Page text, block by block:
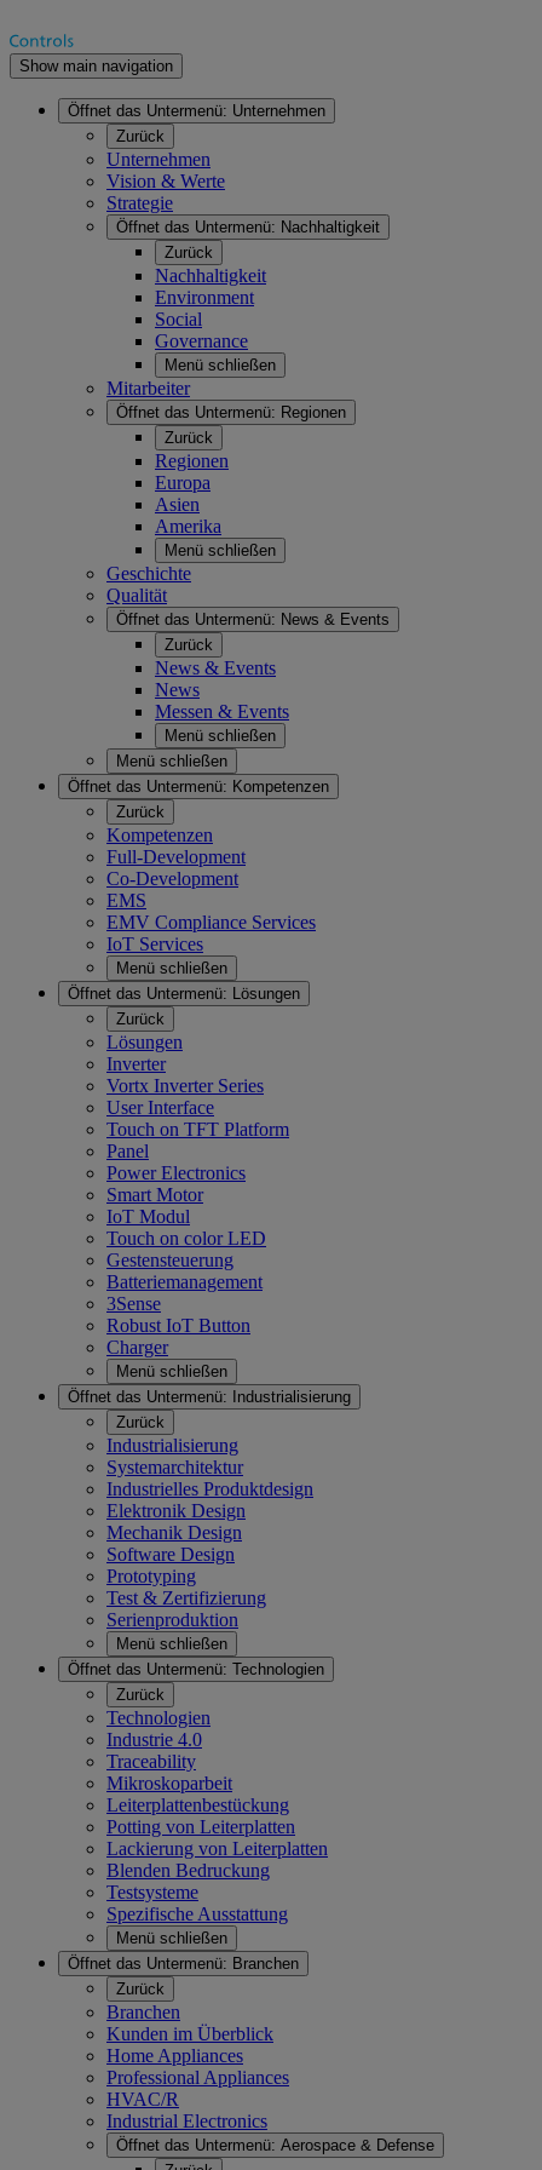
Show main navigation
Öffnet das Untermenü: Unternehmen
Zurück
Unternehmen
Vision & Werte
Strategie
Öffnet das Untermenü: Nachhaltigkeit
Zurück
Nachhaltigkeit
Environment
Social
Governance
Menü schließen
Mitarbeiter
Öffnet das Untermenü: Regionen
Zurück
Regionen
Europa
Asien
Amerika
Menü schließen
Geschichte
Qualität
Öffnet das Untermenü: News & Events
Zurück
News & Events
News
Messen & Events
Menü schließen
Menü schließen
Öffnet das Untermenü: Kompetenzen
Zurück
Kompetenzen
Full-Development
Co-Development
EMS
EMV Compliance Services
IoT Services
Menü schließen
Öffnet das Untermenü: Lösungen
Zurück
Lösungen
Inverter
Vortx Inverter Series
User Interface
Touch on TFT Platform
Panel
Power Electronics
Smart Motor
IoT Modul
Touch on color LED
Gestensteuerung
Batteriemanagement
3Sense
Robust IoT Button
Charger
Menü schließen
Öffnet das Untermenü:
Industrialisierung
Zurück
Industrialisierung
Systemarchitektur
Industrielles Produktdesign
Elektronik Design
Mechanik Design
Software Design
Prototyping
Test & Zertifizierung
Serienproduktion
Menü schließen
Öffnet das Untermenü: Technologien
Zurück
Technologien
Industrie 4.0
Traceability
Mikroskoparbeit
Leiterplattenbestückung
Potting von Leiterplatten
Lackierung von Leiterplatten
Blenden Bedruckung
Testsysteme
Spezifische Ausstattung
Menü schließen
Öffnet das Untermenü: Branchen
Zurück
Branchen
Kunden im Überblick
Home Appliances
Professional Appliances
HVAC/R
Industrial Electronics
Öffnet das Untermenü: Aerospace & Defense